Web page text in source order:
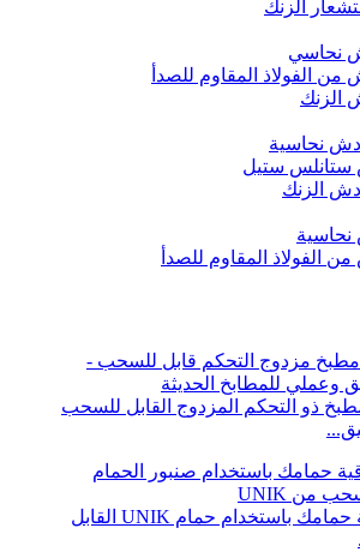
الزنك
نحاسي
الفولاذ المقاوم للصدأ
الزنك
نحاسية
ستيل
الزنك
الفولاذ المقاوم للصدأ
ذو التحكم المزدوج القابل للسحب
قم بترقية حمامك باستخدام حمام UNIK القابل